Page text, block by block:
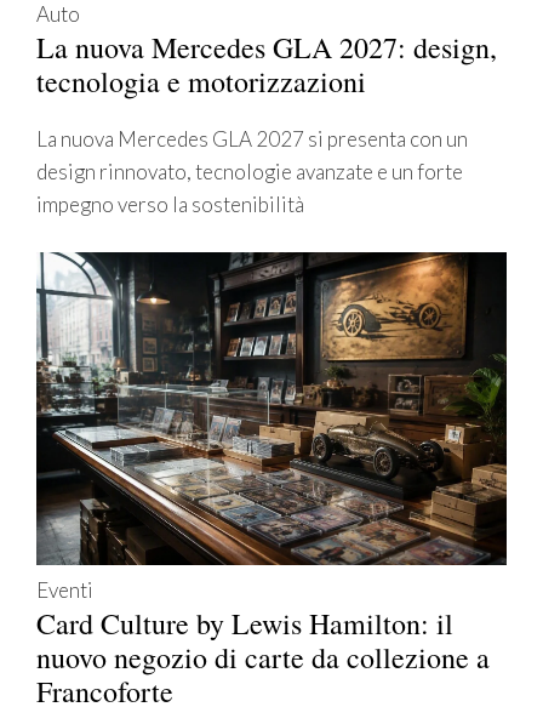
Auto
La nuova Mercedes GLA 2027: design,
tecnologia e motorizzazioni
La nuova Mercedes GLA 2027 si presenta con un
design rinnovato, tecnologie avanzate e un forte
impegno verso la sostenibilità
Eventi
Card Culture by Lewis Hamilton: il
nuovo negozio di carte da collezione a
Francoforte